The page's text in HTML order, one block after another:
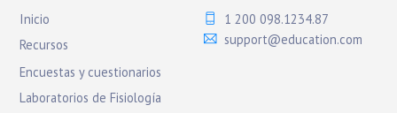
Inicio
Recursos
Encuestas y cuestionarios
Laboratorios de Fisiología
1 200 098.1234.87
support@education.com